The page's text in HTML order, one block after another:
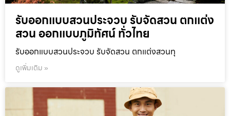
รับออกแบบสวนประจวบ รับจัดสวน ตกแต่ง
สวน ออกแบบภูมิทัศน์ ทั่วไทย
รับออกแบบสวนประจวบ รับจัดสวน ตกแต่งสวนทุ
ดูเพิ่มเติม »